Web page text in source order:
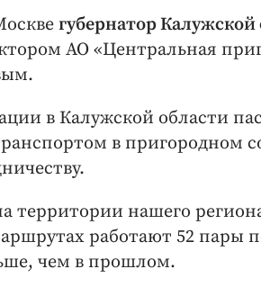
губернатор
АО «Центральная
в Калужской области
в пригородном
территории нашего
работают 52 пары
чем в прошлом.